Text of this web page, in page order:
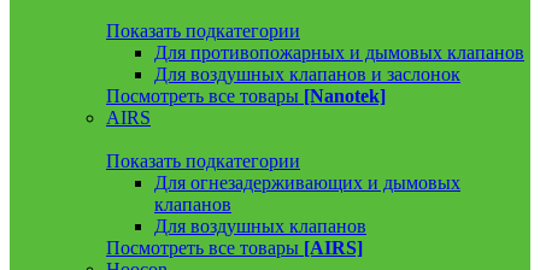
Показать подкатегории
Для противопожарных и дымовых клапанов
Для воздушных клапанов и заслонок
Посмотреть все товары [Nanotek]
AIRS
Показать подкатегории
Для огнезадерживающих и дымовых
клапанов
Для воздушных клапанов
Посмотреть все товары [AIRS]